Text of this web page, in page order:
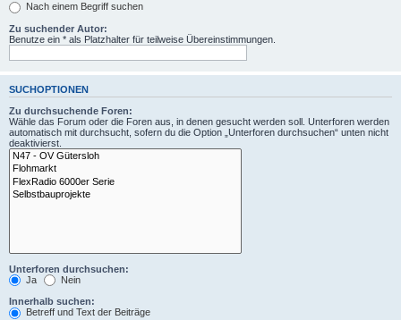
Nach einem Begriff suchen
Zu suchender Autor:
Benutze ein * als Platzhalter für teilweise Übereinstimmungen.
SUCHOPTIONEN
Zu durchsuchende Foren:
Wähle das Forum oder die Foren aus, in denen gesucht werden soll. Unterforen werden
automatisch mit durchsucht, sofern du die Option „Unterforen durchsuchen“ unten nicht
deaktivierst.
Unterforen durchsuchen:
Ja
Nein
Innerhalb suchen:
Betreff und Text der Beiträge